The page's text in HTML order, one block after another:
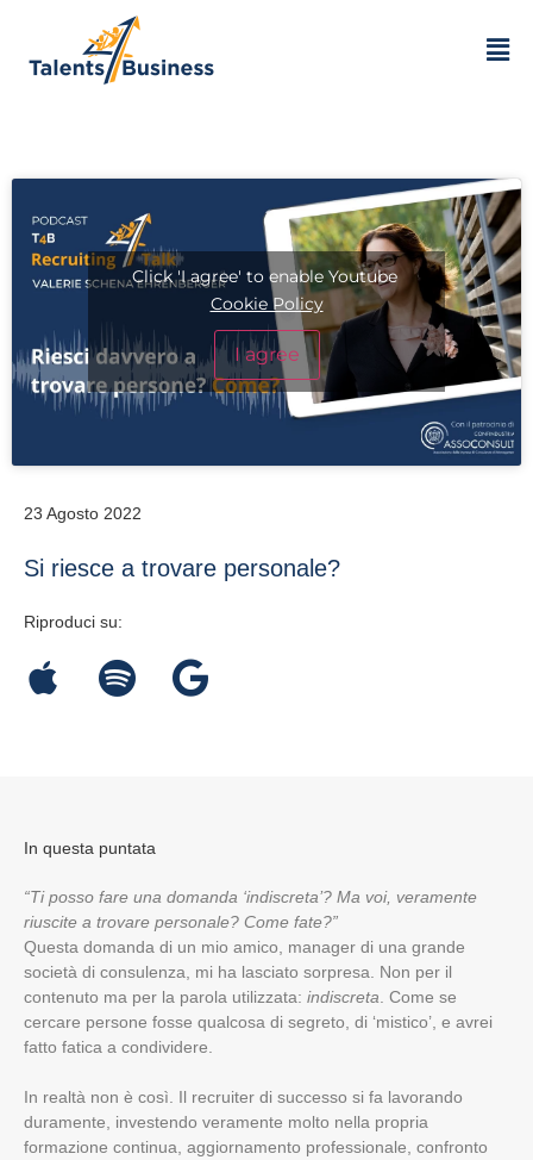
Click 'I agree' to enable Youtube
Cookie Policy
I agree
23 Agosto 2022
Si riesce a trovare personale?
Riproduci su:
In questa puntata
“Ti posso fare una domanda ‘indiscreta’? Ma voi, veramente
riuscite a trovare personale? Come fate?”
Questa domanda di un mio amico, manager di una grande
società di consulenza, mi ha lasciato sorpresa. Non per il
contenuto ma per la parola utilizzata: indiscreta . Come se
cercare persone fosse qualcosa di segreto, di ‘mistico’, e avrei
fatto fatica a condividere.
In realtà non è così. Il recruiter di successo si fa lavorando
duramente, investendo veramente molto nella propria
formazione continua, aggiornamento professionale, confronto